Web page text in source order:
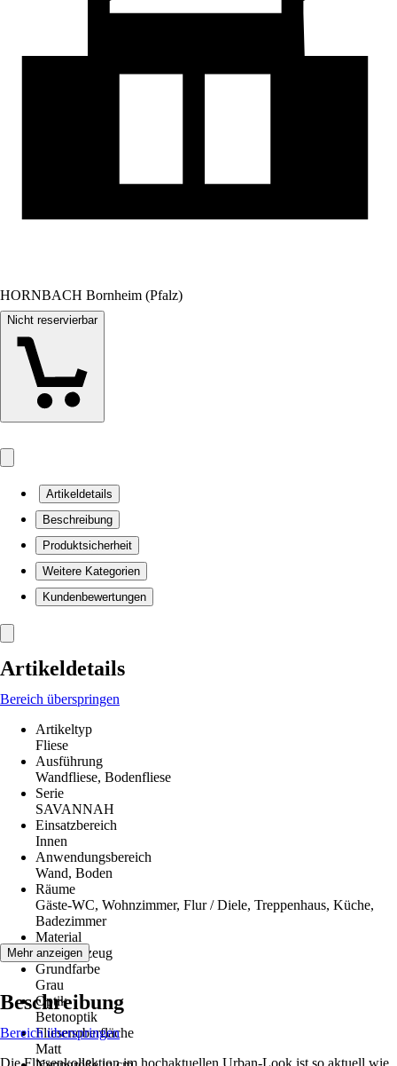
HORNBACH Bornheim (Pfalz)
Nicht reservierbar
Artikeldetails
Beschreibung
Produktsicherheit
Weitere Kategorien
Kundenbewertungen
Artikeldetails
Bereich überspringen
Artikeltyp
Fliese
Ausführung
Wandfliese, Bodenfliese
Serie
SAVANNAH
Einsatzbereich
Innen
Anwendungsbereich
Wand, Boden
Räume
Gäste-WC, Wohnzimmer, Flur / Diele, Treppenhaus, Küche,
Badezimmer
Material
Feinsteinzeug
Grundfarbe
Grau
Optik
Betonoptik
Fliesenoberfläche
Matt
Mehr anzeigen
Beschreibung
Bereich überspringen
Die Fliesenkollektion im hochaktuellen Urban-Look ist so aktuell wie